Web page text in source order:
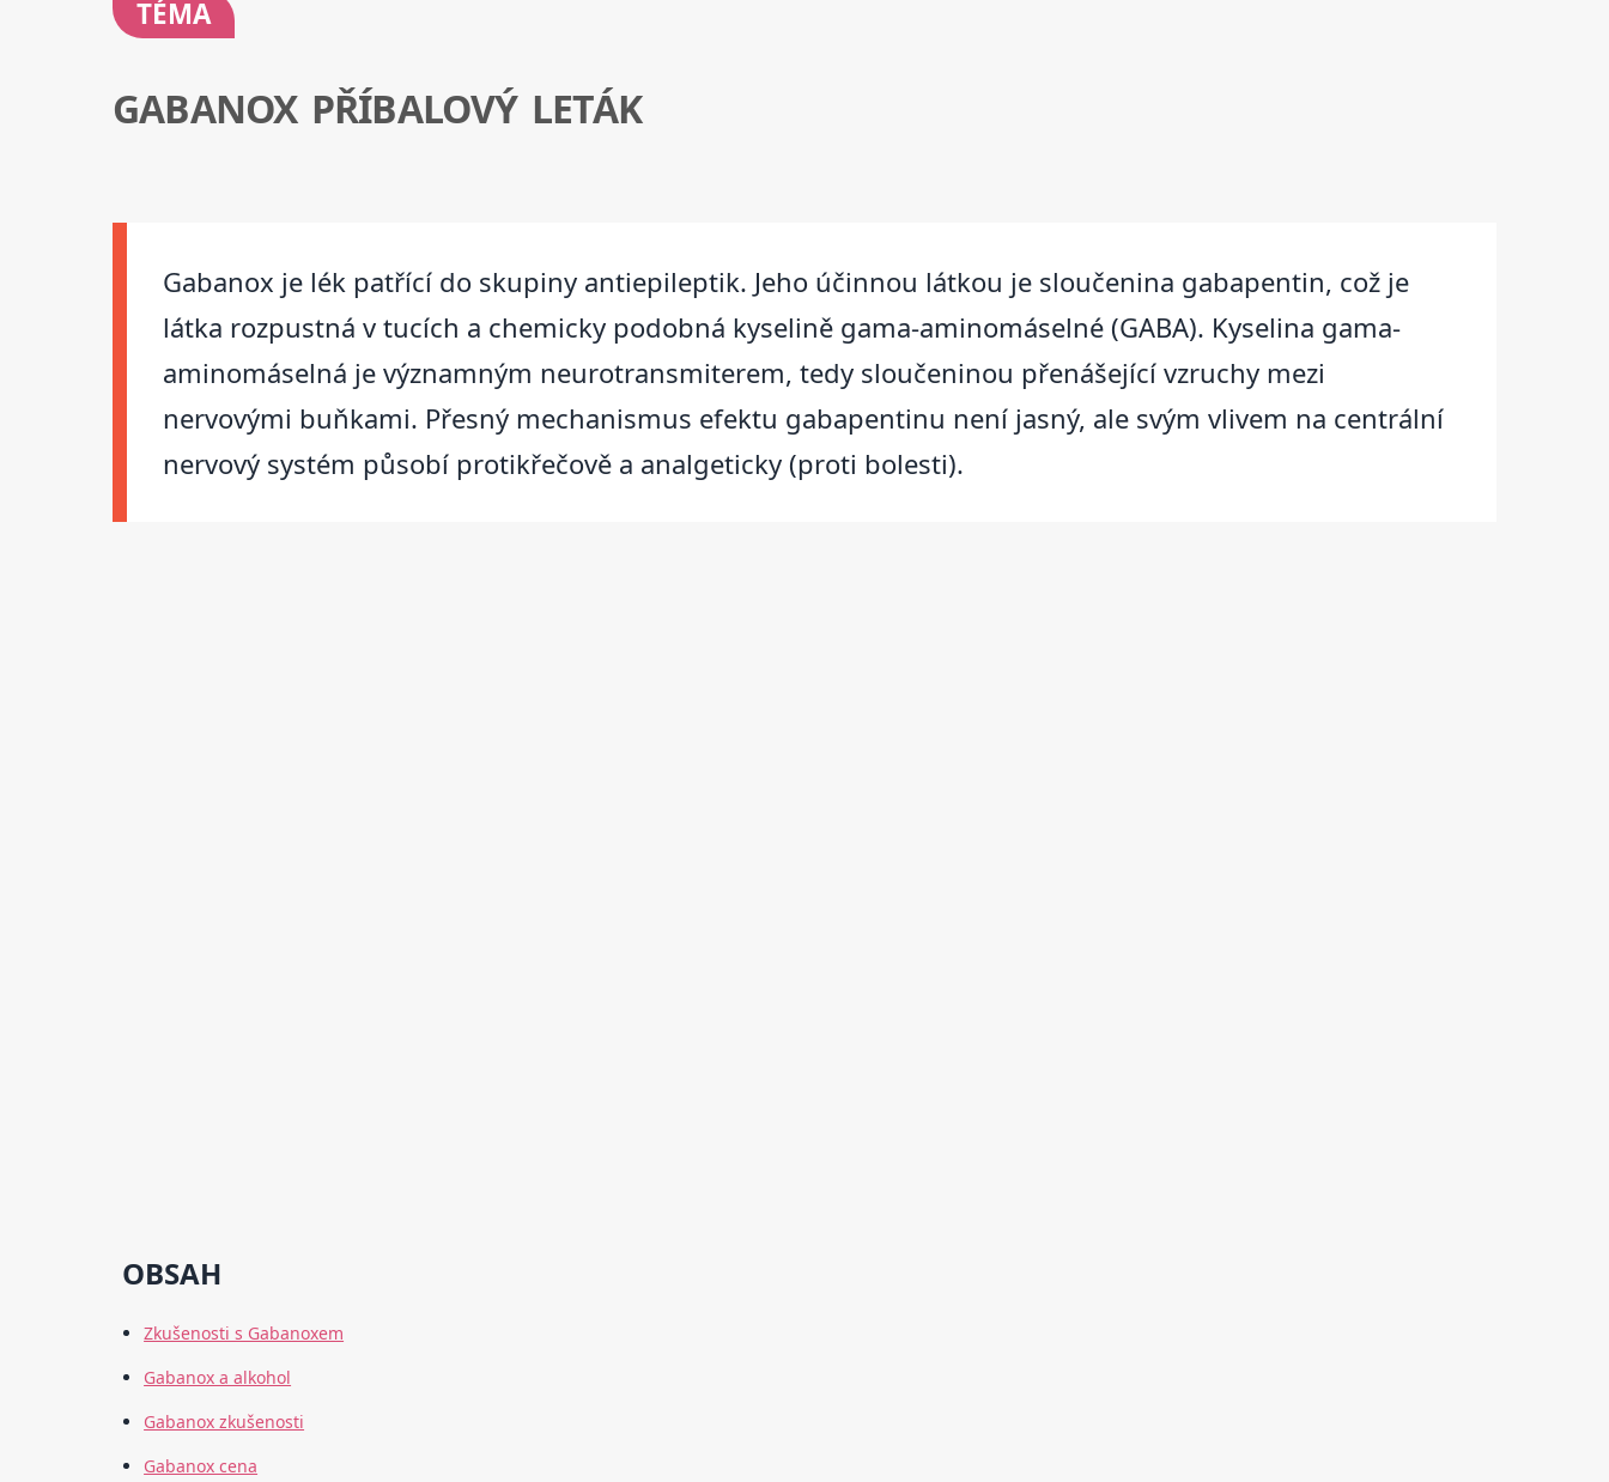
TÉMA
GABANOX PŘÍBALOVÝ LETÁK
Gabanox je lék patřící do skupiny antiepileptik. Jeho účinnou látkou je sloučenina gabapentin, což je
látka rozpustná v tucích a chemicky podobná kyselině gama-aminomáselné (GABA). Kyselina gama-
aminomáselná je významným neurotransmiterem, tedy sloučeninou přenášející vzruchy mezi
nervovými buňkami. Přesný mechanismus efektu gabapentinu není jasný, ale svým vlivem na centrální
nervový systém působí protikřečově a analgeticky (proti bolesti).
OBSAH
Zkušenosti s Gabanoxem
Gabanox a alkohol
Gabanox zkušenosti
Gabanox cena